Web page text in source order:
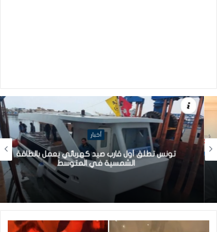
أخبار
تونس تطلق أول قارب صيد كهربائي يعمل بالطاقة
الشمسية في المتوسط